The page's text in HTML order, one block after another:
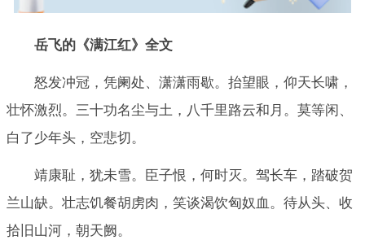
岳飞的《满江红》全文
怒发冲冠，凭阑处、潇潇雨歇。抬望眼，仰天长啸，
壮怀激烈。三十功名尘与土，八千里路云和月。莫等闲、
白了少年头，空悲切。
靖康耻，犹未雪。臣子恨，何时灭。驾长车，踏破贺
兰山缺。壮志饥餐胡虏肉，笑谈渴饮匈奴血。待从头、收
拾旧山河，朝天阙。